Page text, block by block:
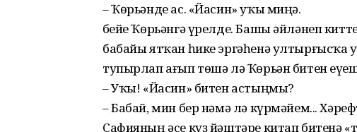
– Ҡөрьәнде ас. «Йасин» уҡы миңә.
Әбейе Ҡөрьәнгә үрелде. Башы әйләнеп
бабайы ятҡан һике эргәһенә ултырғысҡа
тупырлап ағып төшә лә Ҡөрьән битен
– Уҡы! «Йасин» битен астыңмы?
– Бабай, мин бер нәмә лә күрмәйем...
Сафияның әсе күҙ йәштәре китап битенә